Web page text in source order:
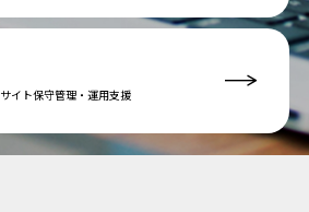
サイト保守管理・運用支援